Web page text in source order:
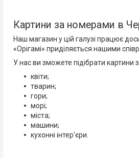
Картини за номерами в
Наш магазин у цій галузі працює
«Орігамі» приділяється нашими
У нас ви зможете підібрати
квіти;
тварин;
гори;
морі;
міста;
машини;
кухонні інтер'єри.